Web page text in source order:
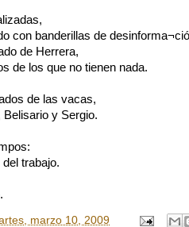
con banderillas de
de Herrera,
de los que no tienen nada.
de las vacas,
y Sergio.
trabajo.
marzo 10, 2009